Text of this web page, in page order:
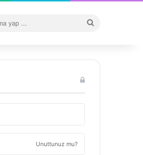
...
Unuttunuz mu?